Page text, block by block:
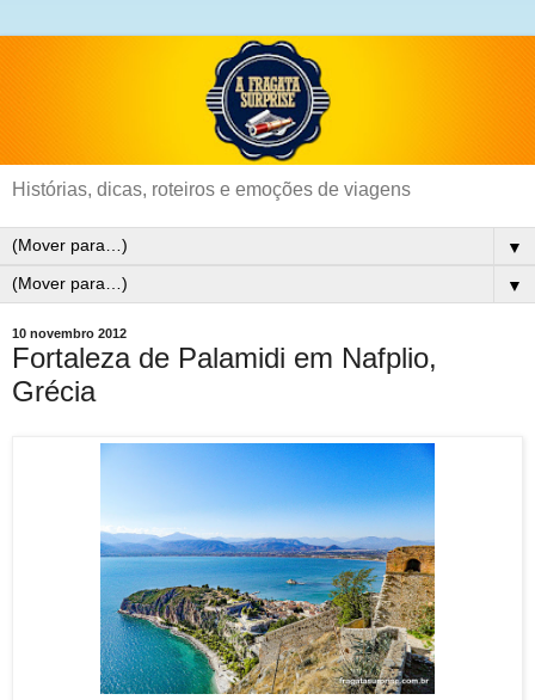
Histórias, dicas, roteiros e emoções de viagens
▼
▼
10 novembro 2012
Fortaleza de Palamidi em Nafplio,
Grécia